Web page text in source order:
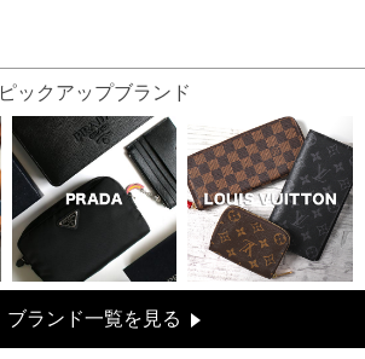
ピックアップブランド
ブランド一覧を見る